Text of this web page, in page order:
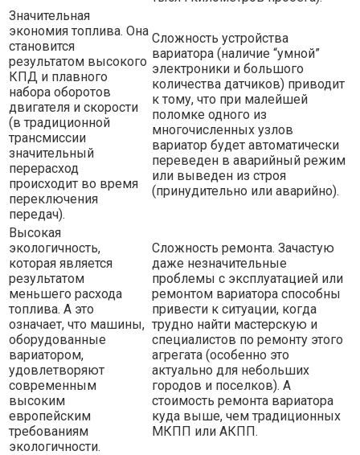
Значительная
экономия топлива. Она
становится
результатом высокого
КПД и плавного
набора оборотов
двигателя и скорости
(в традиционной
трансмиссии
значительный
перерасход
происходит во время
переключения
передач).
Сложность устройства
вариатора (наличие “умной”
электроники и большого
количества датчиков) приводит
к тому, что при малейшей
поломке одного из
многочисленных узлов
вариатор будет автоматически
переведен в аварийный режим
или выведен из строя
(принудительно или аварийно).
Высокая
экологичность,
которая является
результатом
меньшего расхода
топлива. А это
означает, что машины,
оборудованные
вариатором,
удовлетворяют
современным
высоким
европейским
требованиям
экологичности.
Сложность ремонта. Зачастую
даже незначительные
проблемы с эксплуатацией или
ремонтом вариатора способны
привести к ситуации, когда
трудно найти мастерскую и
специалистов по ремонту этого
агрегата (особенно это
актуально для небольших
городов и поселков). А
стоимость ремонта вариатора
куда выше, чем традиционных
МКПП или АКПП.